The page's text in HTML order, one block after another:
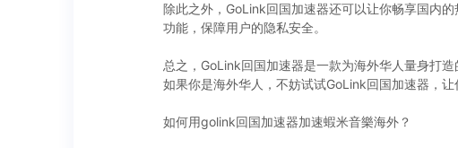
除此之外，GoLink回国加速器还可以让你畅享国内
功能，保障用户的隐私安全。
总之，GoLink回国加速器是一款为海外华人量身打
如果你是海外华人，不妨试试GoLink回国加速器，让
如何用golink回国加速器加速蝦米音樂海外？